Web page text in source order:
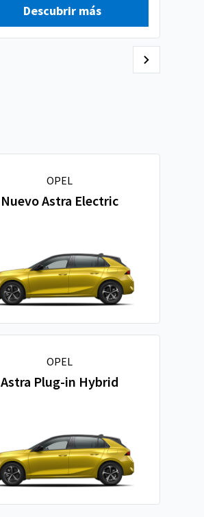
Descubrir más
OPEL
Nuevo Astra Electric
OPEL
Astra Plug-in Hybrid